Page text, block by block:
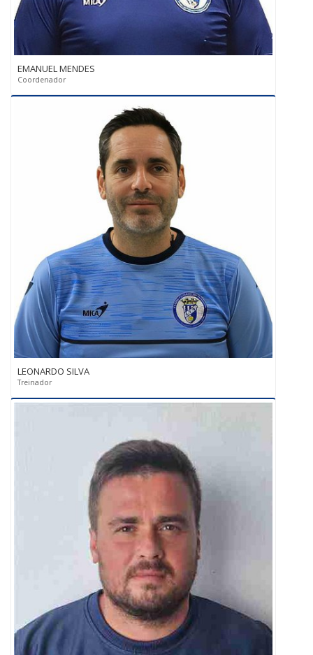
EMANUEL MENDES
Coordenador
LEONARDO SILVA
Treinador